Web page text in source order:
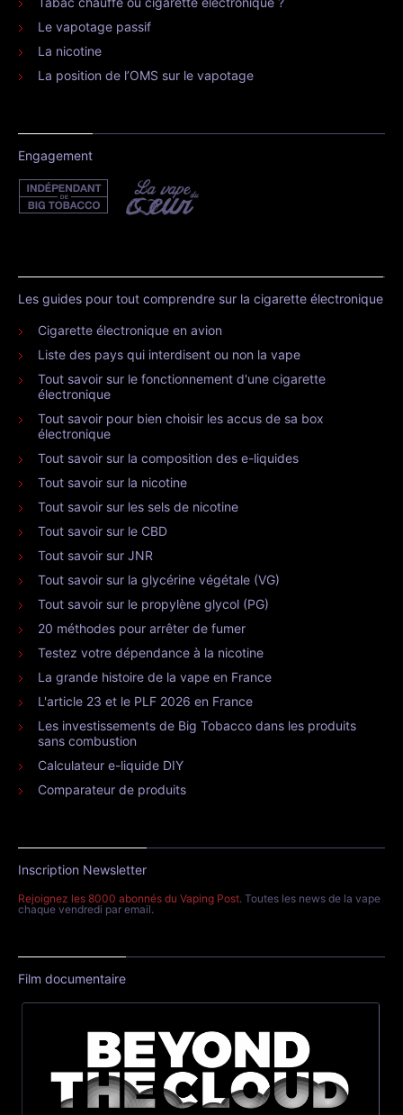
Le vapotage passif
La nicotine
La position de l’OMS sur le vapotage
Engagement
Les guides pour tout comprendre sur la cigarette électronique
Cigarette électronique en avion
Liste des pays qui interdisent ou non la vape
Tout savoir sur le fonctionnement d'une cigarette
électronique
Tout savoir pour bien choisir les accus de sa box
électronique
Tout savoir sur la composition des e-liquides
Tout savoir sur la nicotine
Tout savoir sur les sels de nicotine
Tout savoir sur le CBD
Tout savoir sur JNR
Tout savoir sur la glycérine végétale (VG)
Tout savoir sur le propylène glycol (PG)
20 méthodes pour arrêter de fumer
Testez votre dépendance à la nicotine
La grande histoire de la vape en France
L'article 23 et le PLF 2026 en France
Les investissements de Big Tobacco dans les produits
sans combustion
Calculateur e-liquide DIY
Comparateur de produits
Inscription Newsletter
Rejoignez les 8000 abonnés du Vaping Post. Toutes les news de la vape
chaque vendredi par email.
Film documentaire